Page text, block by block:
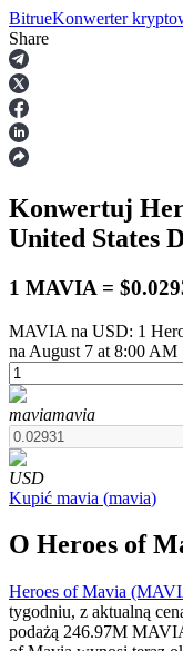
Kontrakty terminowe
Kontrakty
Kontrakty
Kontrakty
BitrueKonwerter
Share
Konwertuj
United States
1 MAVIA =
MAVIA na USD: 1
na August 7 at 8:00 AM
maviamavia
USD
Kupić mavia (mavia)
O Heroes of
Heroes of Mavia
tygodniu, z aktualną
podażą 246.97M